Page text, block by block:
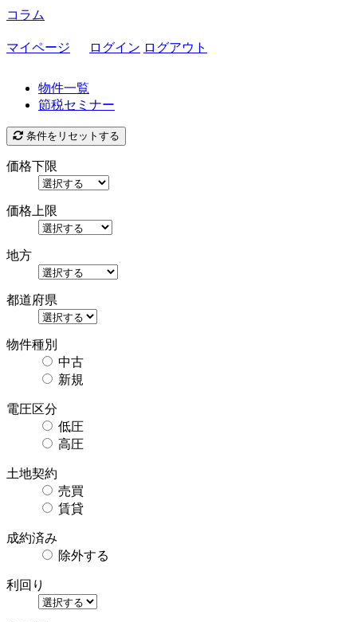
コラム
マイページ ログイン ログアウト
物件一覧
節税セミナー
条件をリセットする
価格下限
価格上限
地方
都道府県
物件種別
中古
新規
電圧区分
低圧
高圧
土地契約
売買
賃貸
成約済み
除外する
利回り